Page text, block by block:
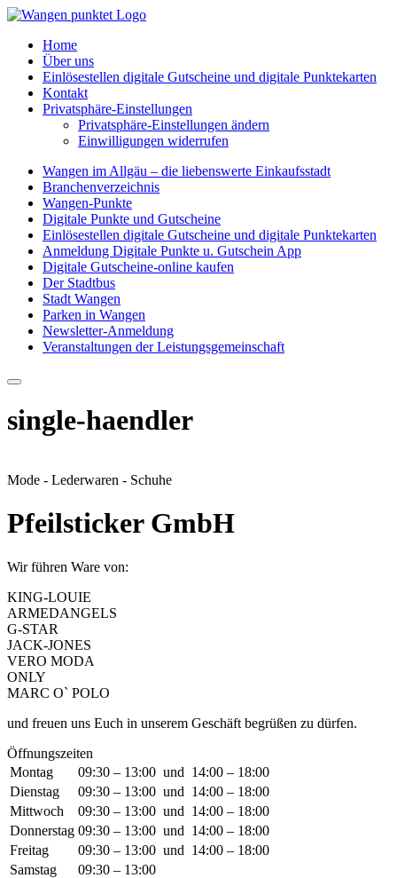
Home
Über uns
Einlösestellen digitale Gutscheine und digitale Punktekarten
Kontakt
Privatsphäre-Einstellungen
Privatsphäre-Einstellungen ändern
Einwilligungen widerrufen
Wangen im Allgäu – die liebenswerte Einkaufsstadt
Branchenverzeichnis
Wangen-Punkte
Digitale Punkte und Gutscheine
Einlösestellen digitale Gutscheine und digitale Punktekarten
Anmeldung Digitale Punkte u. Gutschein App
Digitale Gutscheine-online kaufen
Der Stadtbus
Stadt Wangen
Parken in Wangen
Newsletter-Anmeldung
Veranstaltungen der Leistungsgemeinschaft
single-haendler
Mode - Lederwaren - Schuhe
Pfeilsticker GmbH
Wir führen Ware von:
KING-LOUIE
ARMEDANGELS
G-STAR
JACK-JONES
VERO MODA
ONLY
MARC O` POLO
und freuen uns Euch in unserem Geschäft begrüßen zu dürfen.
Öffnungszeiten
Montag
09:30 – 13:00 und 14:00 – 18:00
Dienstag
09:30 – 13:00 und 14:00 – 18:00
Mittwoch
09:30 – 13:00 und 14:00 – 18:00
Donnerstag 09:30 – 13:00 und 14:00 – 18:00
Freitag
09:30 – 13:00 und 14:00 – 18:00
Samstag
09:30 – 13:00